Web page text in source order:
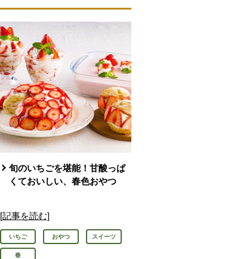
旬のいちごを堪能！甘酸っぱ
くておいしい、春色おやつ
[記事を読む]
いちご おやつ スイーツ
春